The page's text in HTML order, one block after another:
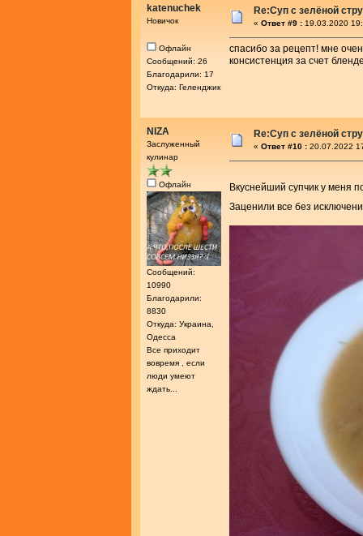
katenuchek
Новичок
Офлайн
Сообщений: 26
Благодарили: 17
Откуда: Геленджик
Re:Cуп с зелёной
« Ответ #9 : 19.03.2020
спасибо за рецепт! мне
консистенция за счет
NIZA
Заслуженный
кулинар
Офлайн
Сообщений:
10990
Благодарили:
8830
Откуда: Украина,
Одесса
Все приходит
вовремя , если
люди умеют
ждать...
Re:Cуп с зелёной
« Ответ #10 : 20.07.2022
Вкуснейший супчик у меня
Заценили все без